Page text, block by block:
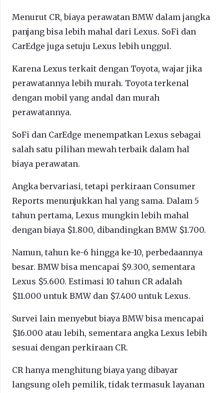
Menurut CR, biaya perawatan BMW dalam jangka
panjang bisa lebih mahal dari Lexus. SoFi dan
CarEdge juga setuju Lexus lebih unggul.
Karena Lexus terkait dengan Toyota, wajar jika
perawatannya lebih murah. Toyota terkenal
dengan mobil yang andal dan murah
perawatannya.
SoFi dan CarEdge menempatkan Lexus sebagai
salah satu pilihan mewah terbaik dalam hal
biaya perawatan.
Angka bervariasi, tetapi perkiraan Consumer
Reports menunjukkan hal yang sama. Dalam 5
tahun pertama, Lexus mungkin lebih mahal
dengan biaya $1.800, dibandingkan BMW $1.700.
Namun, tahun ke-6 hingga ke-10, perbedaannya
besar. BMW bisa mencapai $9.300, sementara
Lexus $5.600. Estimasi 10 tahun CR adalah
$11.000 untuk BMW dan $7.400 untuk Lexus.
Survei lain menyebut biaya BMW bisa mencapai
$16.000 atau lebih, sementara angka Lexus lebih
sesuai dengan perkiraan CR.
CR hanya menghitung biaya yang dibayar
langsung oleh pemilik, tidak termasuk layanan